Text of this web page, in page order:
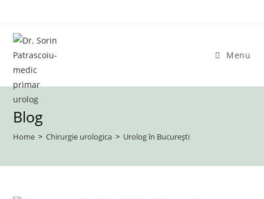
content
Menu
Blog
Home > Chirurgie urologica > Urolog în București